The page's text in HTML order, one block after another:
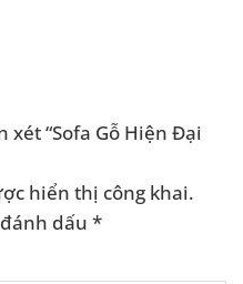
“Sofa Gỗ Hiện Đại
hiển thị công khai.
dấu *